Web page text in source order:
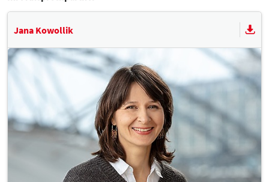
Messeteilnahme finden Sie unter folgendem Link:
Service WFS
Smart City Expo
Jana Kowollik